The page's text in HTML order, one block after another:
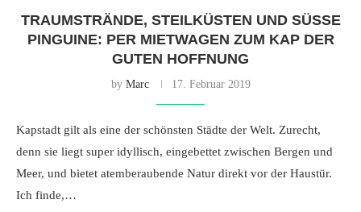
TRAUMSTRÄNDE, STEILKÜSTEN UND SÜSSE P
INGUINE: PER MIETWAGEN ZUM KAP DER G
UTEN HOFFNUNG
by Marc 17. Februar 2019
Kapstadt gilt als eine der schönsten Städte der Welt. Zurecht,
denn sie liegt super idyllisch, eingebettet zwischen Bergen und
Meer, und bietet atemberaubende Natur direkt vor der Haustür.
Ich finde,…